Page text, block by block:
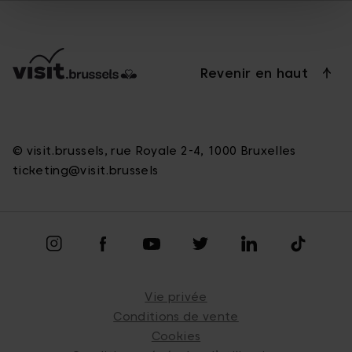
© visit.brussels, rue Royale 2-4, 1000 Bruxelles
ticketing@visit.brussels
Revenir en haut
Vie privée
Conditions de vente
Cookies